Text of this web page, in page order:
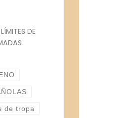
DE
de tropa